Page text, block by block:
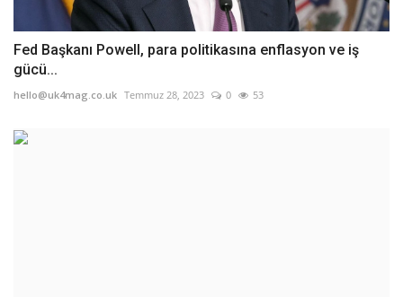
Fed Başkanı Powell, para politikasına enflasyon ve iş
gücü...
hello@uk4mag.co.uk Temmuz 28, 2023 0 53